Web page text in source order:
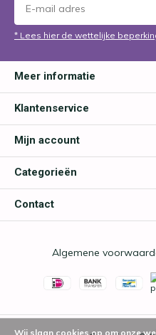
* Lees hier de wettelijke
Meer informatie
Klantenservice
Mijn account
Categorieën
Contact
Algemene
Wij slaan cookies op om onze